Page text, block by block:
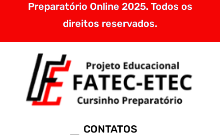
Preparatório Online 2025. Todos os
direitos reservados.
CONTATOS